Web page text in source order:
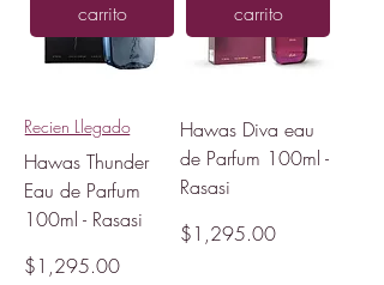
carrito
Recien Llegado
Hawas Thunder
Eau de Parfum
100ml - Rasasi
Precio
$1,295.00
carrito
Hawas Diva eau
de Parfum 100ml -
Rasasi
Precio
$1,295.00